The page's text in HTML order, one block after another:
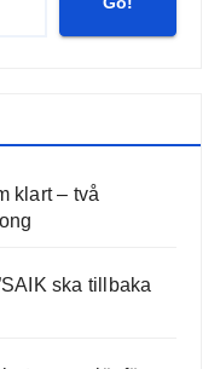
klart – två
ska tillbaka